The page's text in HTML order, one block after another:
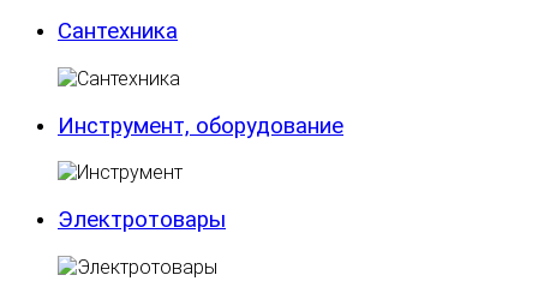
Сантехника
Инструмент, оборудование
Электротовары